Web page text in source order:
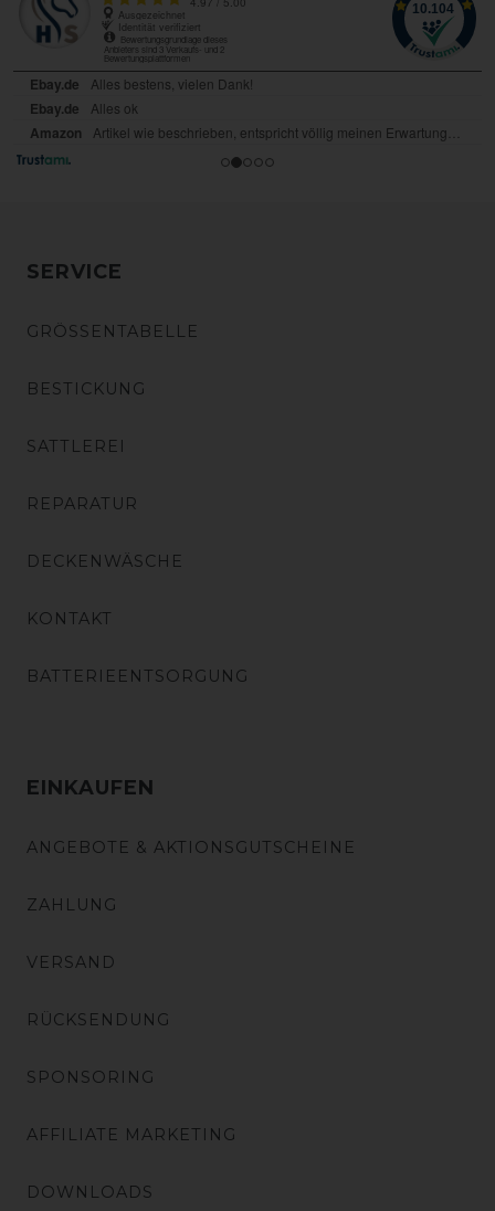
SERVICE
GRÖSSENTABELLE
BESTICKUNG
SATTLEREI
REPARATUR
DECKENWÄSCHE
KONTAKT
BATTERIEENTSORGUNG
EINKAUFEN
ANGEBOTE & AKTIONSGUTSCHEINE
ZAHLUNG
VERSAND
RÜCKSENDUNG
SPONSORING
AFFILIATE MARKETING
DOWNLOADS